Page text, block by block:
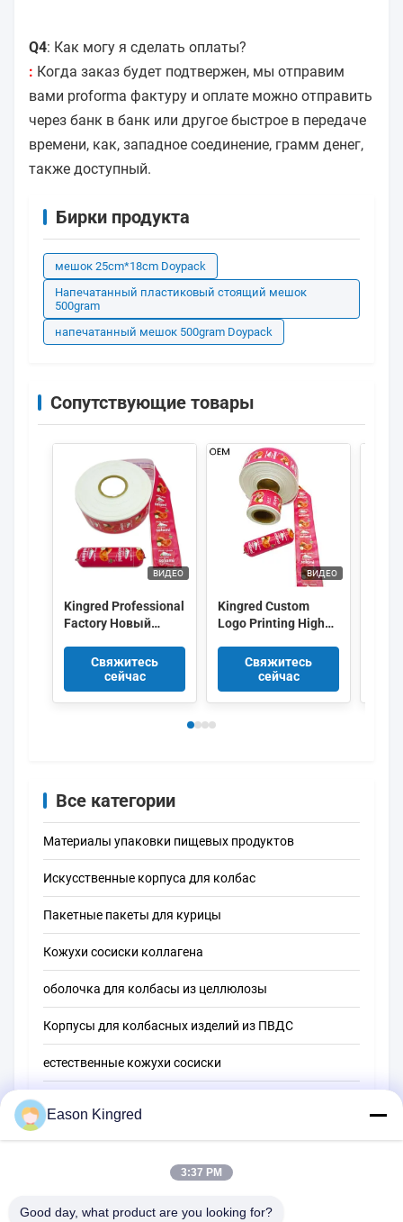
Q4: Как могу я сделать оплаты?
: Когда заказ будет подтвержен, мы отправим
вами proforma фактуру и оплате можно отправить
через банк в банк или другое быстрое в передаче
времени, как, западное соединение, грамм денег,
также доступный.
Бирки продукта
мешок 25cm*18cm Doypack
Напечатанный пластиковый стоящий мешок
500gram
напечатанный мешок 500gram Doypack
Сопутствующие товары
ВИДЕО
Kingred Professional
Factory Новый
колбасный корпус
пластик пищевого
качества OEM
Свяжитесь
сейчас
ВИДЕО
Kingred Custom
Logo Printing High
Sausage Casing Film
Свяжитесь
сейчас
Все категории
Материалы упаковки пищевых продуктов
Искусственные корпуса для колбас
Пакетные пакеты для курицы
Кожухи сосиски коллагена
оболочка для колбасы из целлюлозы
Корпусы для колбасных изделий из ПВДС
естественные кожухи сосиски
Пленка для упаковки пищевых продуктов
Eason Kingred
3:37 PM
Good day, what product are you looking for?